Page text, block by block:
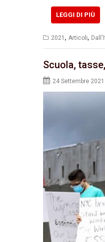
LEGGI DI PIÙ
2021 , Articoli,
Scuola,
24 Settembre 2021